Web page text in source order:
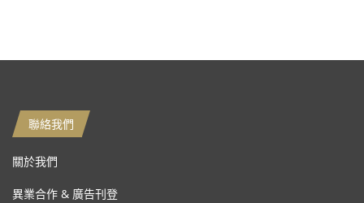
聯絡我們
關於我們
異業合作 & 廣告刊登